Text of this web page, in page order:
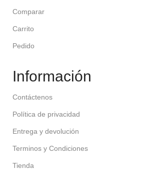
Comparar
Carrito
Pedido
Información
Contáctenos
Política de privacidad
Entrega y devolución
Terminos y Condiciones
Tienda